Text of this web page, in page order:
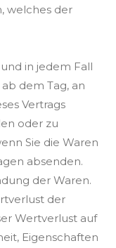
welches der
in jedem Fall
dem Tag, an
Vertrags
oder zu
Sie die Waren
absenden.
der Waren.
der
Wertverlust auf
Eigenschaften